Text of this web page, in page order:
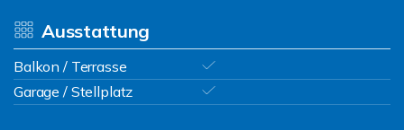
Ausstattung
Balkon / Terrasse
Garage / Stellplatz